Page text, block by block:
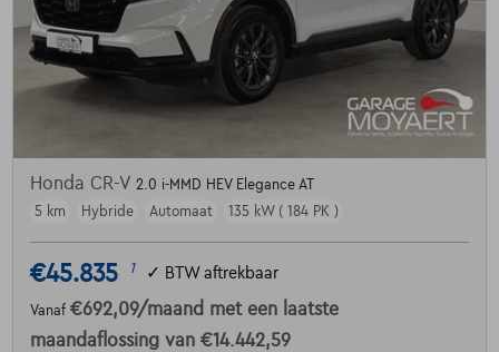
Honda CR-V 2.0 i-MMD HEV Elegance AT
5 km
Hybride Automaat 135 kW ( 184 PK )
€45.835 1 ✓ BTW aftrekbaar
Vanaf €692,09/maand met een laatste
maandaflossing van €14.442,59